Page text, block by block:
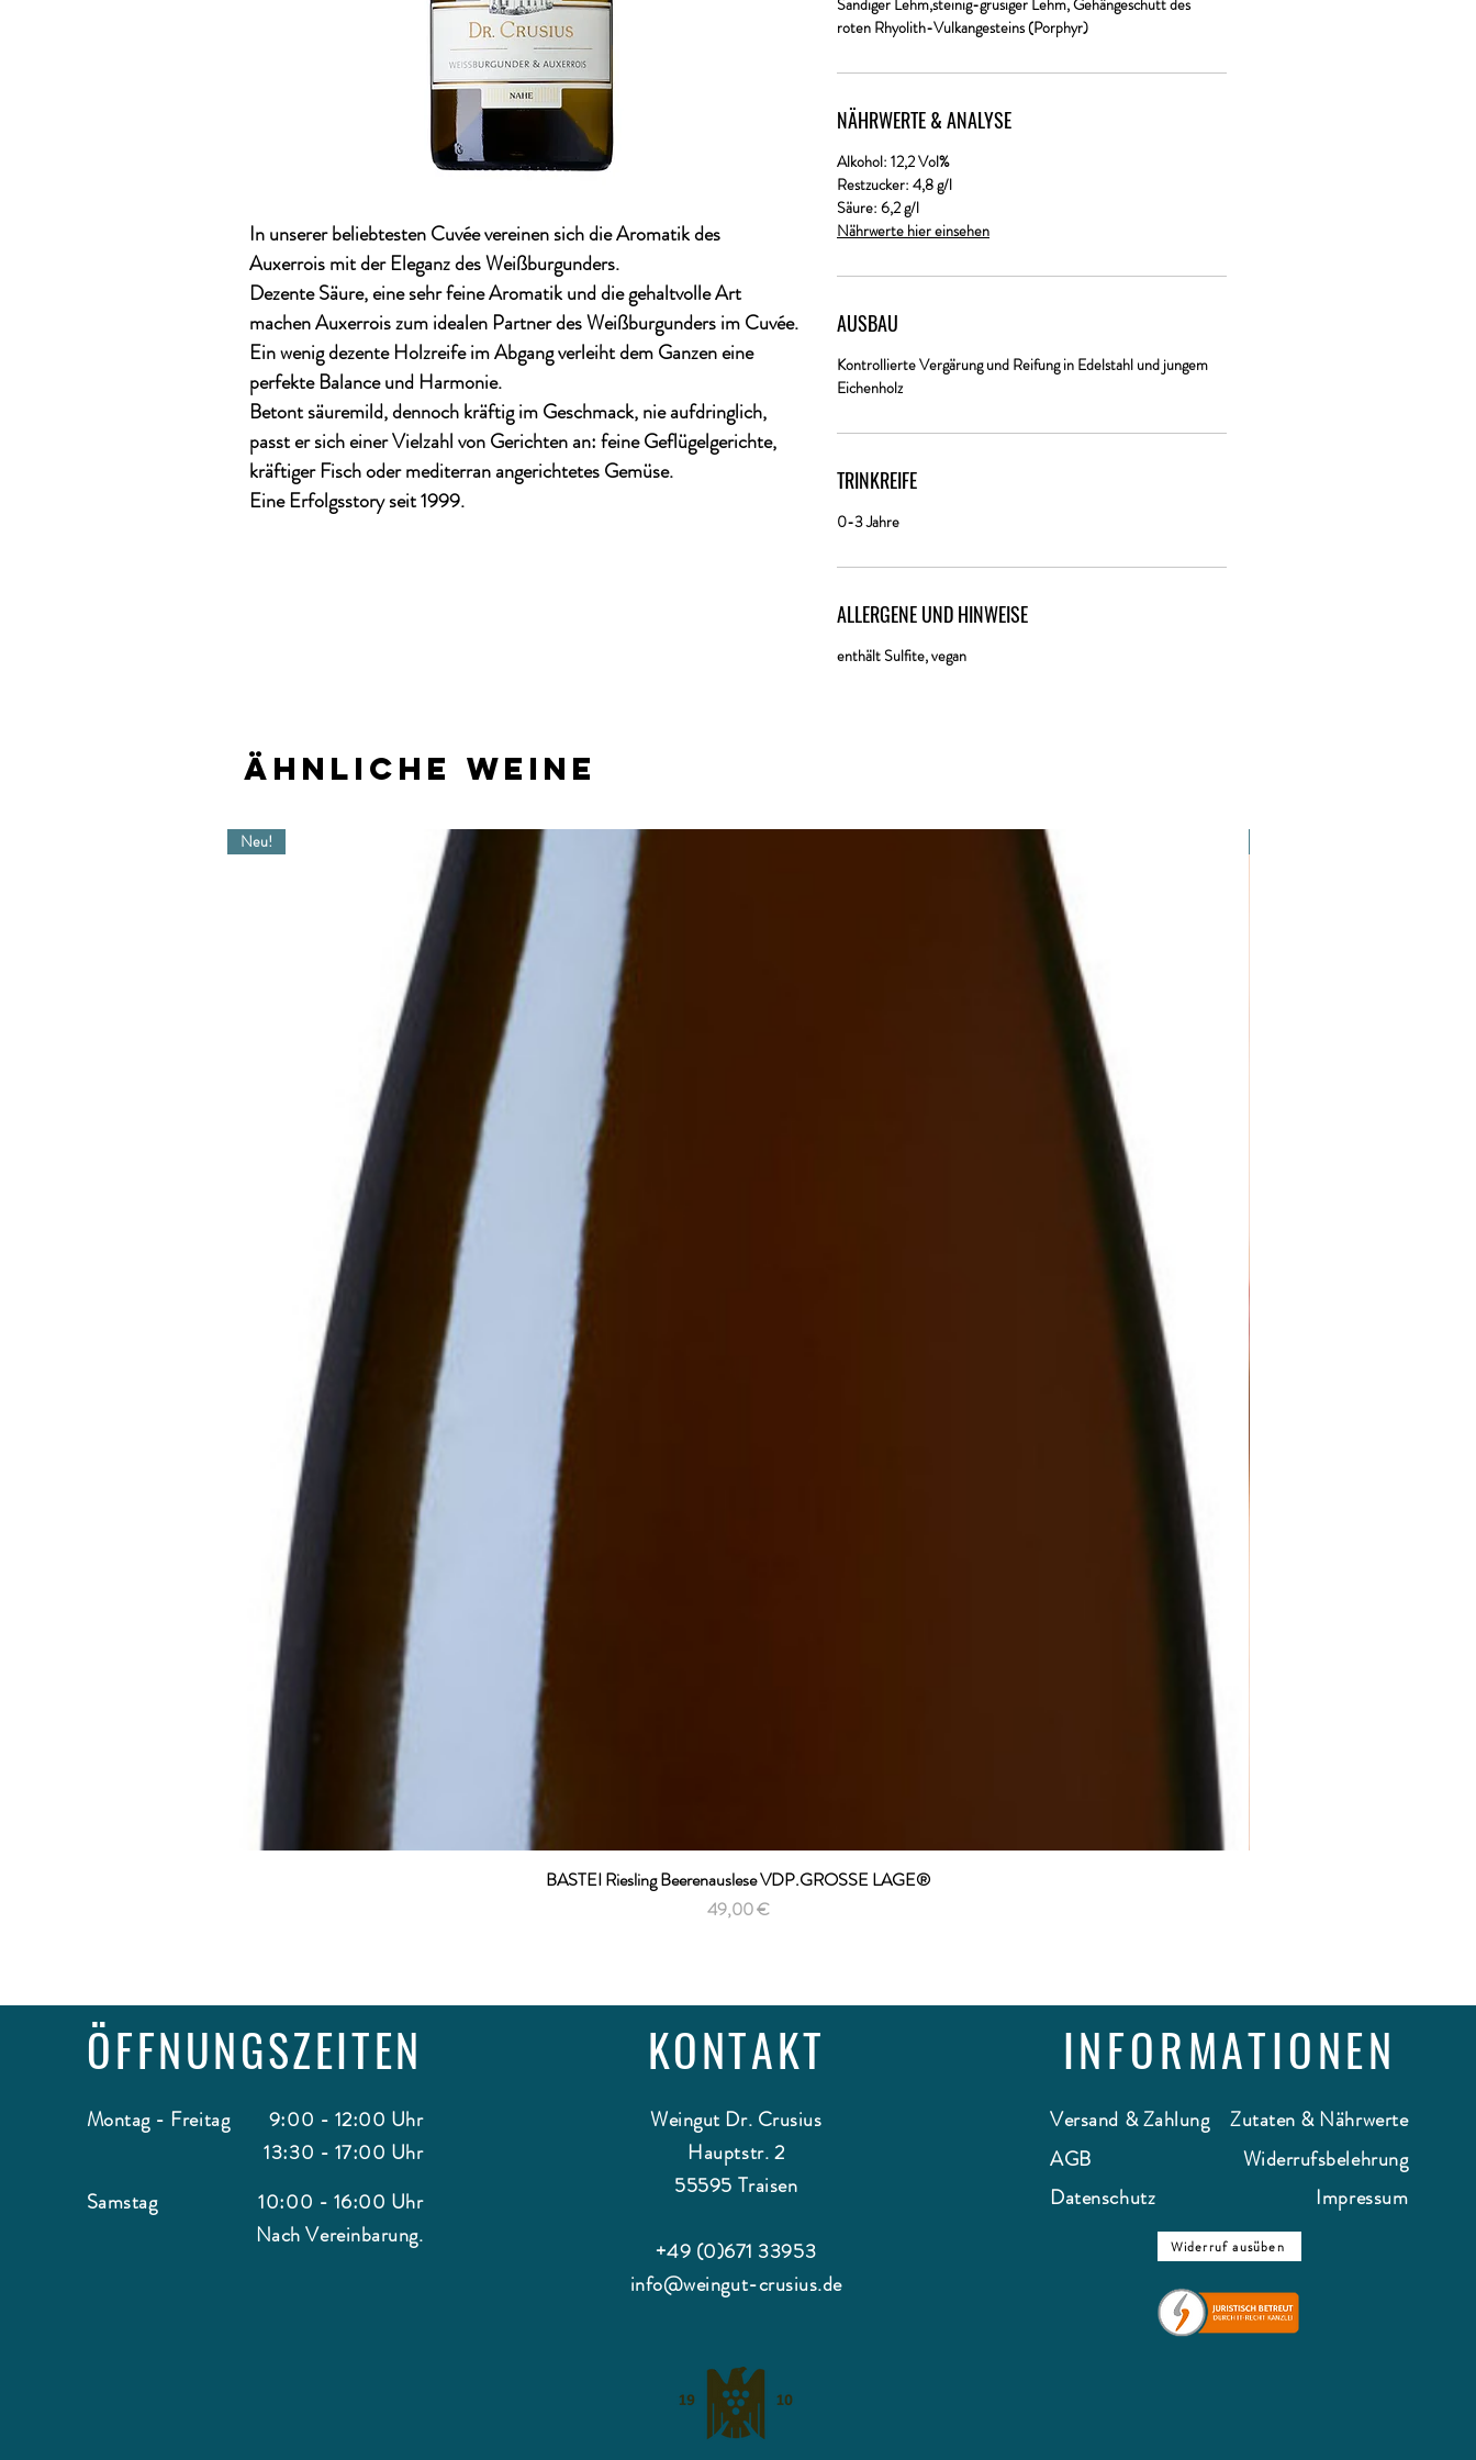
In unserer beliebtesten Cuvée vereinen sich die Aromatik des
Auxerrois mit der Eleganz des Weißburgunders.
Dezente Säure, eine sehr feine Aromatik und die gehaltvolle Art
machen Auxerrois zum idealen Partner des Weißburgunders im Cuvée.
Ein wenig dezente Holzreife im Abgang verleiht dem Ganzen eine
perfekte Balance und Harmonie.
Betont säuremild, dennoch kräftig im Geschmack, nie aufdringlich,
passt er sich einer Vielzahl von Gerichten an: feine Geflügelgerichte,
kräftiger Fisch oder mediterran angerichtetes Gemüse.
Eine Erfolgsstory seit 1999.
Sandiger Lehm,steinig-grusiger Lehm, Gehängeschutt des
roten Rhyolith-Vulkangesteins (Porphyr)
NÄHRWERTE & ANALYSE
Alkohol: 12,2 Vol%
Restzucker: 4,8 g/l
Säure: 6,2 g/l
Nährwerte hier einsehen
AUSBAU
Kontrollierte Vergärung und Reifung in Edelstahl und jungem
Eichenholz
TRINKREIFE
0-3 Jahre
ALLERGENE UND HINWEISE
enthält Sulfite, vegan
Ähnliche Weine
Schnellansicht
Neu!
BASTEI Riesling Beerenauslese VDP.GROSSE LAGE®
Preis
49,00 €
ÖFFNUNGSZEITEN
Montag - Freitag
9:00 - 12:00 Uhr
13:30 - 17:00 Uhr
Samstag
10:00 - 16:00 Uhr
Nach Vereinbarung.
KONTAKT
Weingut Dr. Crusius
Hauptstr. 2
55595 Traisen
+49 (0)671 33953
info@weingut-crusius.de
INFORMATIONEN
Versand & Zahlung
Zutaten & Nährwerte
AGB
Datenschutz
Widerrufsbelehrung
Impressum
Widerruf ausüben